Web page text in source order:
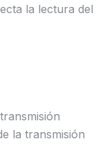
la lectura del
la transmisión